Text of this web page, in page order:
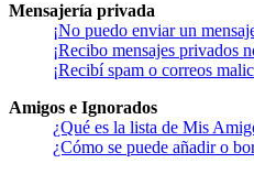
Mensajería privada
¡No puedo enviar un
¡Recibo mensajes privados
¡Recibí spam o correos
Amigos e Ignorados
¿Qué es la lista de Mis
¿Cómo se puede añadir o